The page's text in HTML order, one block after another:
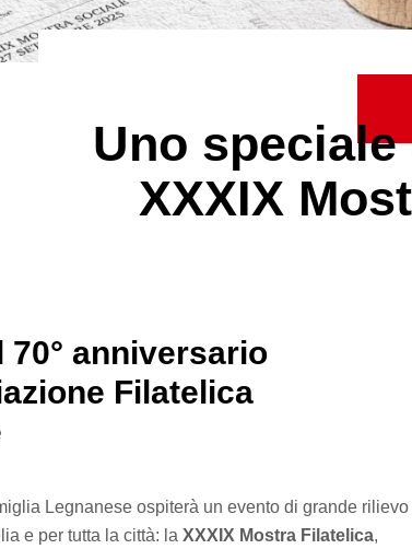
Uno
XXXIX
70° anniversario
Filatelica
Legnanese ospiterà un evento di grande rilievo
e per tutta la città: la XXXIX Mostra Filatelica,